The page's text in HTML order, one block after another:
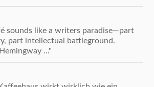
sounds like a writers paradise—part
part intellectual battleground.
..."